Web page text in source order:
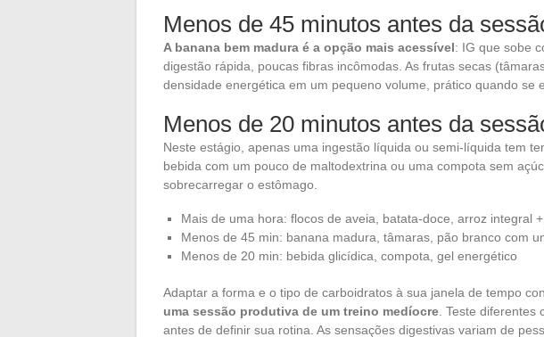
Menos de 45 minutos antes da
A banana bem madura é a opção mais acessível: IG que sobe
digestão rápida, poucas fibras incômodas. As frutas secas
densidade energética em um pequeno volume, prático quando se
Menos de 20 minutos antes da
Neste estágio, apenas uma ingestão líquida ou semi-líquida tem
bebida com um pouco de maltodextrina ou uma compota sem
sobrecarregar o estômago.
Mais de uma hora: flocos de aveia, batata-doce, arroz integral
Menos de 45 min: banana madura, tâmaras, pão branco com
Menos de 20 min: bebida glicídica, compota, gel energético
Adaptar a forma e o tipo de carboidratos à sua janela de tempo
uma sessão produtiva de um treino medíocre . Teste
antes de definir sua rotina. As sensações digestivas variam de